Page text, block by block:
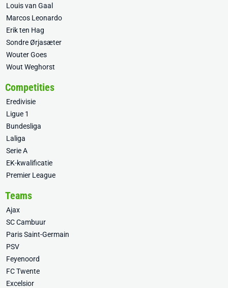
Louis van Gaal
Marcos Leonardo
Erik ten Hag
Sondre Ørjasæter
Wouter Goes
Wout Weghorst
Competities
Eredivisie
Ligue 1
Bundesliga
Laliga
Serie A
EK-kwalificatie
Premier League
Teams
Ajax
SC Cambuur
Paris Saint-Germain
PSV
Feyenoord
FC Twente
Excelsior